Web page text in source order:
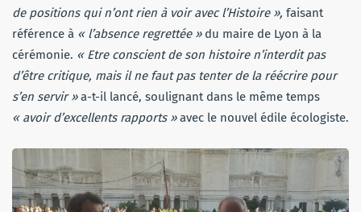
de positions qui n’ont rien à voir avec l’Histoire », faisant
référence à « l’absence regrettée »du maire de Lyon à la
cérémonie. « Etre conscient de son histoire n’interdit pas
d’être critique, mais il ne faut pas tenter de la réécrire pour
s’en servir »a-t-il lancé, soulignant dans le même temps
« avoir d’excellents rapports »avec le nouvel édile écologiste.